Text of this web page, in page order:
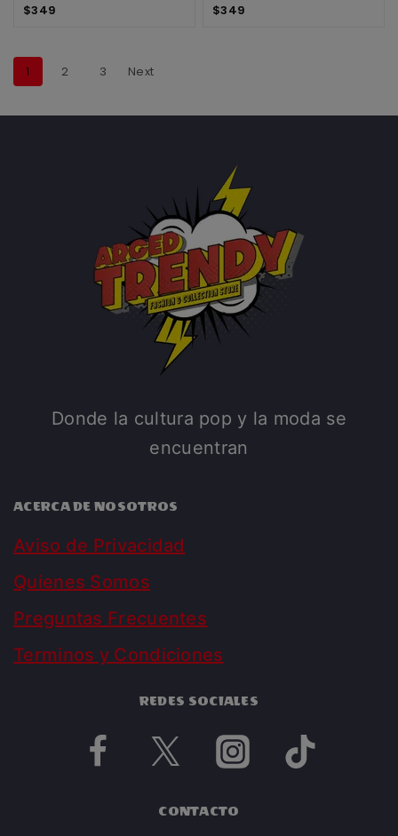
$349 $349
1 2 3 Next
Donde la cultura pop y la moda se
encuentran
ACERCA DE NOSOTROS
Aviso de Privacidad
Quienes Somos
Preguntas Frecuentes
Terminos y Condiciones
REDES SOCIALES
CONTACTO